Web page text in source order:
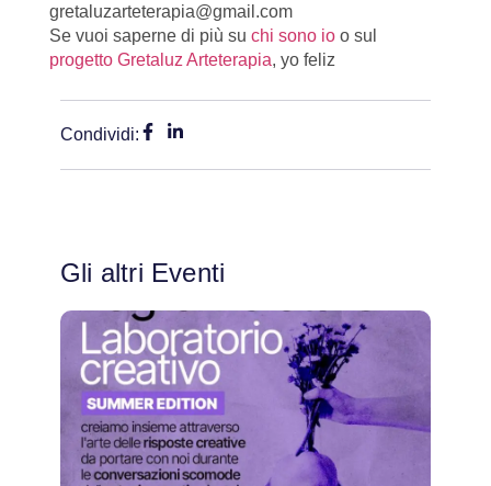
gretaluzarteterapia@gmail.com
Se vuoi saperne di più su chi sono io o sul
progetto Gretaluz Arteterapia, yo feliz
Condividi:
Gli altri Eventi